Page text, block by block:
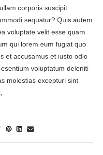
corporis suscipit
sequatur? Quis autem
voluptate velit esse quam
qui lorem eum fugiat quo
et accusamus et iusto odio
voluptatum deleniti
molestias excepturi sint